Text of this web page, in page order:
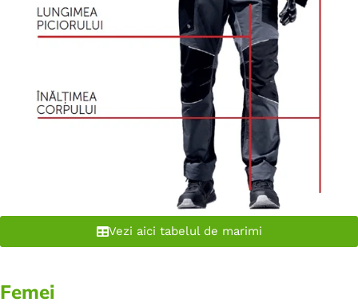
Vezi aici tabelul de marimi
Femei